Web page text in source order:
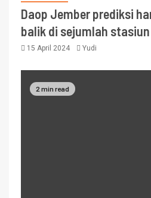
Daop Jember prediksi
balik di sejumlah stasiun
15 April 2024 Yudi
2 min read